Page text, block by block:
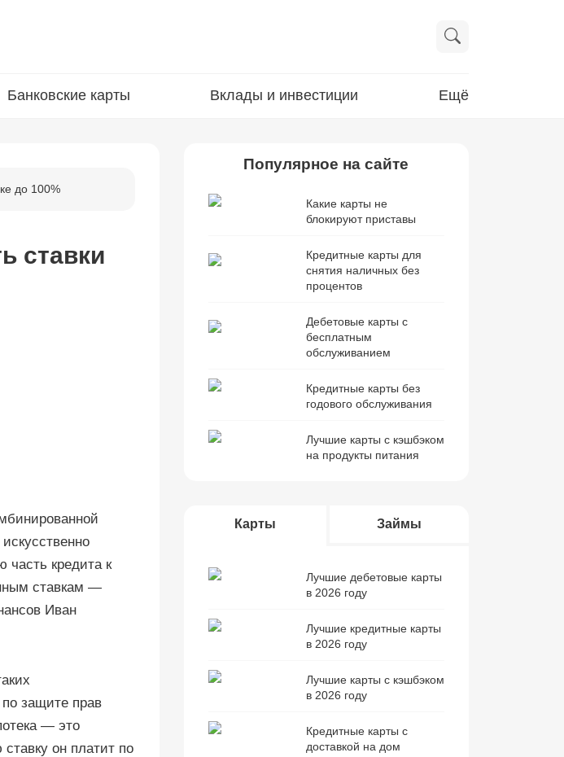
Банковские карты Вклады и инвестиции Ещё
до 100%
ставки
кредита к
ставкам —
Иван
защите прав
— это
он платит по
Популярное на сайте
Какие карты не
блокируют приставы
Кредитные карты для
снятия наличных без
процентов
Дебетовые карты с
бесплатным
обслуживанием
Кредитные карты без
годового обслуживания
Лучшие карты с кэшбэком
на продукты питания
Карты Займы
Лучшие дебетовые карты
в 2026 году
Лучшие кредитные карты
в 2026 году
Лучшие карты с кэшбэком
в 2026 году
Кредитные карты с
доставкой на дом